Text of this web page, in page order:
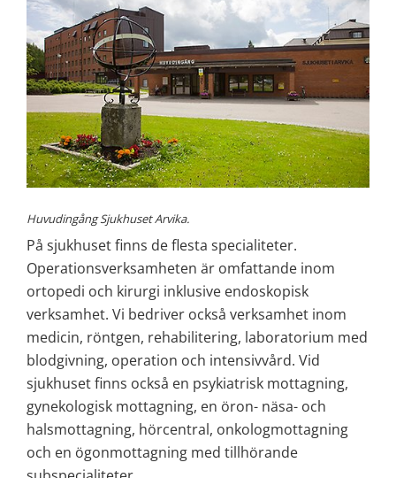
Huvudingång Sjukhuset Arvika.
På sjukhuset finns de flesta specialiteter.
Operationsverksamheten är omfattande inom
ortopedi och kirurgi inklusive endoskopisk
verksamhet. Vi bedriver också verksamhet inom
medicin, röntgen, rehabilitering, laboratorium med
blodgivning, operation och intensivvård. Vid
sjukhuset finns också en psykiatrisk mottagning,
gynekologisk mottagning, en öron- näsa- och
halsmottagning, hörcentral, onkologmottagning
och en ögonmottagning med tillhörande